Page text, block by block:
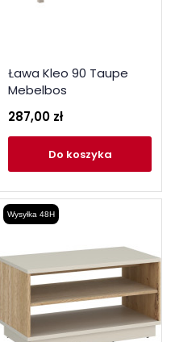
Ława Kleo 90 Taupe
Mebelbos
287,00 zł
do koszyka
Wysyłka 48H